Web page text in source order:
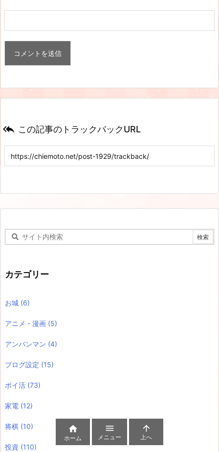
 この記事のトラックバックURL
カテゴリー
お城 (6)
アニメ・漫画 (5)
アンパンマン (4)
ブログ設定 (15)
ポイ活 (73)
家電 (12)
将棋 (10)
投資 (110)

ホーム

メニュー

上へ